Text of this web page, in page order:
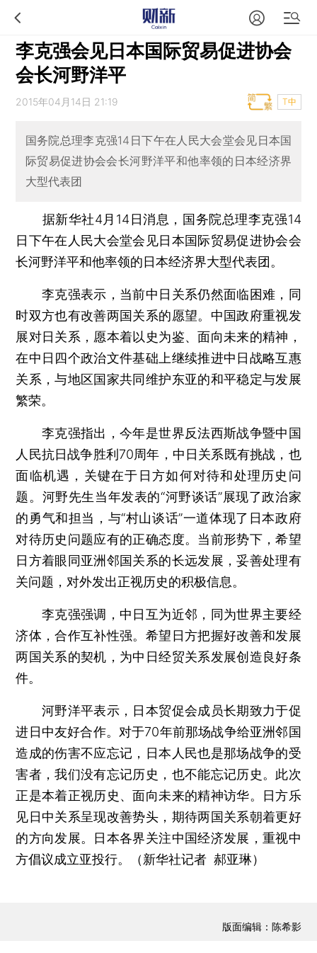
李克强会见日本国际贸易促进协会
会长河野洋平
2015年04月14日 21:19 T中
国务院总理李克强14日下午在人民大会堂会见日本国
际贸易促进协会会长河野洋平和他率领的日本经济界
大型代表团
据新华社4月14日消息，国务院总理李克强14
日下午在人民大会堂会见日本国际贸易促进协会会
长河野洋平和他率领的日本经济界大型代表团。
李克强表示，当前中日关系仍然面临困难，同
时双方也有改善两国关系的愿望。中国政府重视发
展对日关系，愿本着以史为鉴、面向未来的精神，
在中日四个政治文件基础上继续推进中日战略互惠
关系，与地区国家共同维护东亚的和平稳定与发展
繁荣。
李克强指出，今年是世界反法西斯战争暨中国
人民抗日战争胜利70周年，中日关系既有挑战，也
面临机遇，关键在于日方如何对待和处理历史问
题。河野先生当年发表的“河野谈话”展现了政治家
的勇气和担当，与“村山谈话”一道体现了日本政府
对待历史问题应有的正确态度。当前形势下，希望
日方着眼同亚洲邻国关系的长远发展，妥善处理有
关问题，对外发出正视历史的积极信息。
李克强强调，中日互为近邻，同为世界主要经
济体，合作互补性强。希望日方把握好改善和发展
两国关系的契机，为中日经贸关系发展创造良好条
件。
河野洋平表示，日本贸促会成员长期致力于促
进日中友好合作。对于70年前那场战争给亚洲邻国
造成的伤害不应忘记，日本人民也是那场战争的受
害者，我们没有忘记历史，也不能忘记历史。此次
正是本着正视历史、面向未来的精神访华。日方乐
见日中关系呈现改善势头，期待两国关系朝着更好
的方向发展。日本各界关注中国经济发展，重视中
方倡议成立亚投行。（新华社记者 郝亚琳）
版面编辑：陈希影